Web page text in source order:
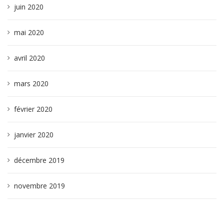
juin 2020
mai 2020
avril 2020
mars 2020
février 2020
janvier 2020
décembre 2019
novembre 2019